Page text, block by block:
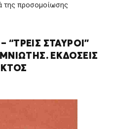
της προσομοίωσης
“ΤΡΕΙΣ ΣΤΑΥΡΟΙ”
ΕΚΔΌΣΕΙΣ